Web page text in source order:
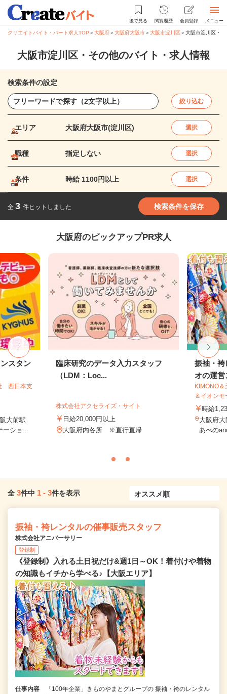
後で見る 閲覧履歴 会員登録 メニュー
クリエイトバイト・パート求人TOP ＞大阪府＞大阪府大阪市＞大阪市淀川区＞大阪市淀川区・
大阪市淀川区・その他のバイト・求人情報
検索条件の設定
絞り込む
エリア 大阪府大阪市(淀川区) 選択
職種 指定しない 選択
条件 時給 1100円以上 選択
全 3 件ヒットしました 検索条件を保存
大阪府のピックアップPR求人
スタン
西日本支
大前駅
ショ...
臨床研究のデータ入力スタッフ
（LDM：Loc...
株式会社アクセライズ・サイト
日給20,000円以上
大阪府内各所 ※直行直帰
振袖・袴
オの運営
KIMONO
＆イオンモ
時給
大阪府
あべの
全 3件中 1 - 3件を表示
振袖・袴レンタルの催事販売スタッフ
株式会社アニバーサリー
登録制
《登録制》入れる土日祝だけ&週1日～OK！着付けや着物
の知識もイチから学べる♪【大阪エリア】
仕事内容
「100年企業」きものやまとグループの 振袖・袴のレンタル